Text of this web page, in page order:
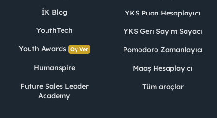
İK Blog
YouthTech
Youth Awards Oy Ver
Humanspire
Future Sales Leader
Academy
YKS Puan Hesaplayıcı
YKS Geri Sayım Sayacı
Pomodoro Zamanlayıcı
Maaş Hesaplayıcı
Tüm araçlar